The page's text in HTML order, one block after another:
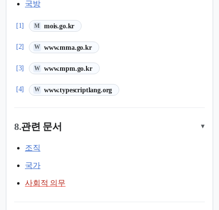
국방
[1] M mois.go.kr
(새 탭에서 열림)
[2] W www.mma.go.kr
(새 탭에서 열림)
[3] W www.mpm.go.kr
(새 탭에서 열림)
[4] W www.typescriptlang.org
(새 탭에서 열림)
8.관련 문서 ▾
조직
국가
사회적 의무